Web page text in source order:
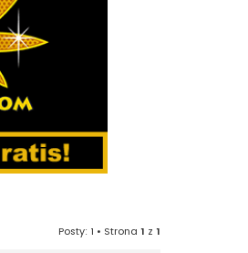
Posty: 1 • Strona 1 z 1